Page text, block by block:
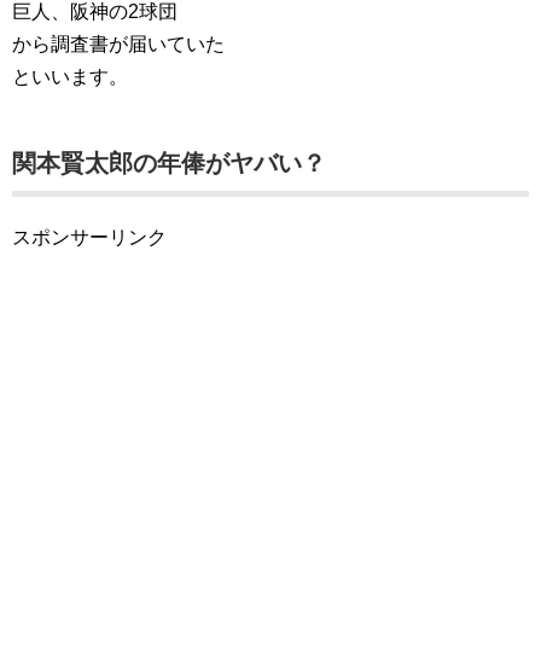
巨人、阪神の2球団
から調査書が届いていた
といいます。
関本賢太郎の年俸がヤバい？
スポンサーリンク